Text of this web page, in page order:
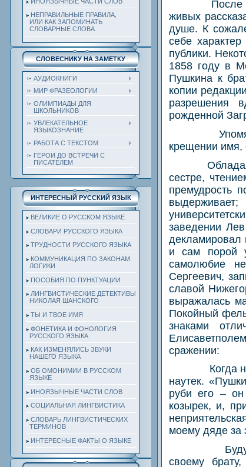
НЕПРАВИЛЬНЫЕ ПРАВИЛА,
ИЛИ КАК ЗАПОМИНАТЬ
СЛОВАРНЫЕ СЛОВА
СЛОВЕСНИКУ НА ЗАМЕТКУ
АУДИОКНИГИ
МИР ФРАЗЕОЛОГИИ
ОЛИМПИАДЫ ДЛЯ
ШКОЛЬНИКОВ
УВЛЕКАТЕЛЬНОЕ
ЯЗЫКОЗНАНИЕ
РАБОТА С ТЕКСТОМ
ГЕРОИ ДО ВСТРЕЧИ С
ПИСАТЕЛЕМ
ИНТЕРЕСНЫЙ РУССКИЙ ЯЗЫК
ВЕЛИКИЕ О РУССКОМ ЯЗЫКЕ
СЛОВАРИ РУССКОГО ЯЗЫКА
ТРУДНОСТИ РУССКОГО ЯЗЫКА
КОММУНИКАЦИЯ ПО ЗАКОНАМ
ЛОГИКИ
ПОСОБИЯ ПО ПУНКТУАЦИИ
ЛИНГВИСТИЧЕСКИЕ ДЕТЕКТИВЫ
НИКОЛАЯ ШАНСКОГО
ТЫ И ТВОЕ ИМЯ
ФОНЕТИКА И ФОНОЛОГИЯ
РУССКОГО ЯЗЫКА
КАК ИЗМЕНЯЛИСЬ ЗВУКИ
НАШЕГО ЯЗЫКА
ОБ ОМОНИМИИ В РУССКОМ
ЯЗЫКЕ
ИНОЯЗЫЧНЫЕ ЧАСТИ СЛОВ
СОЦИАЛЬНАЯ ЛИНГВИСТИКА
СЛОВАРЬ ЛИНГВИСТИЧЕСКИХ
ТЕРМИНОВ
ИНТЕРЕСНЫЕ ФАКТЫ О ЯЗЫКЕ
После
живых
душе. К
себе
публики.
1858 году в
Пушкина к
копии
разрешения
рожденной
крещении имя,
сестре,
премудрость
заведении
декламировал
и сам порой
самолюбие
Сергеевич,
славой
выражалась
Покойный
знаками
сражении:
Когда
наутек.
руби его –
козырек, и,
моему дяде за
своему